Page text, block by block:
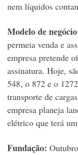
nem líquidos
Modelo de
permeia venda e
empresa pretende
assinatura. Hoje,
548, o 872 e o
transporte de
empresa planeja
elétrico que terá
Fundação: